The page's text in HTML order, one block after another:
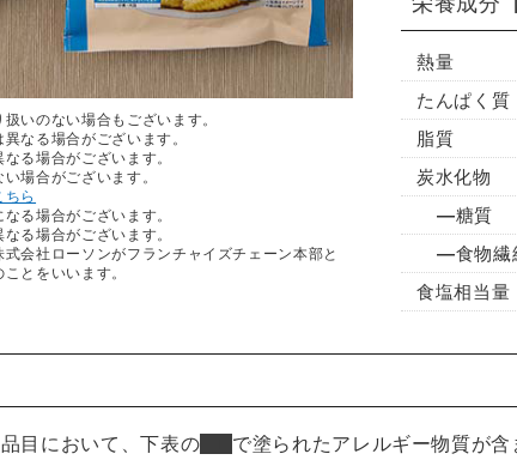
いのない場合もございます。
なる場合がございます。
る場合がございます。
場合がございます。
ら
る場合がございます。
る場合がございます。
会社ローソンがフランチャイズチェーン本部と
とをいいます。
熱量
たんぱく質
脂質
炭水化物
糖質
食物繊
食塩相当量
目において、下表の で塗られたアレルギー物質が含